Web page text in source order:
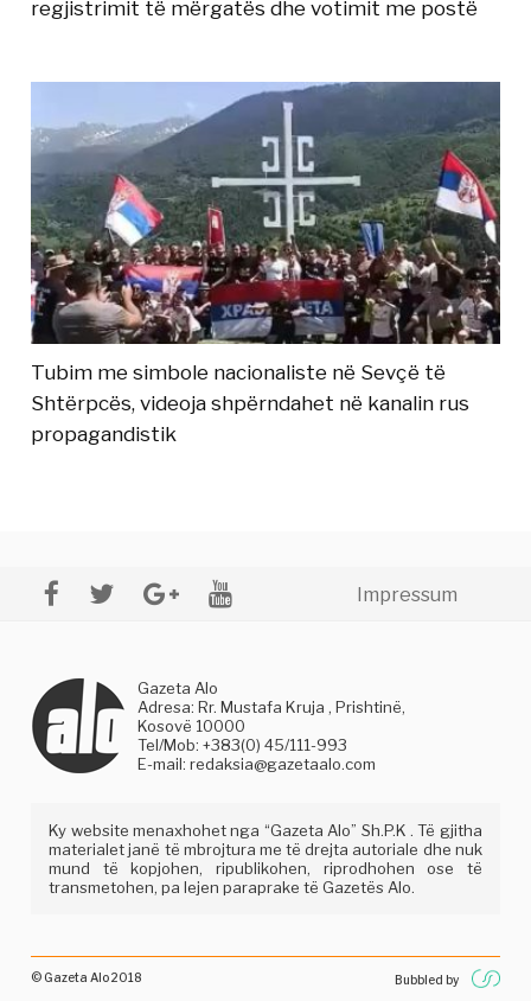
regjistrimit të mërgatës dhe votimit me postë
Tubim me simbole nacionaliste në Sevçë të
Shtërpcës, videoja shpërndahet në kanalin rus
propagandistik
Impressum
Gazeta Alo
Adresa: Rr. Mustafa Kruja , Prishtinë,
Kosovë 10000
Tel/Mob: +383(0) 45/111-993
E-mail:redaksia@gazetaalo.com
Ky website menaxhohet nga “Gazeta Alo” Sh.P.K . Të gjitha
materialet janë të mbrojtura me të drejta autoriale dhe nuk
mund të kopjohen, ripublikohen, riprodhohen ose të
transmetohen, pa lejen paraprake të Gazetës Alo.
© Gazeta Alo 2018 Bubbled by